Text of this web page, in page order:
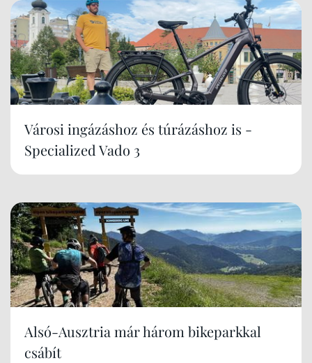
Városi ingázáshoz és túrázáshoz is -
Specialized Vado 3
Alsó-Ausztria már három bikeparkkal
csábít